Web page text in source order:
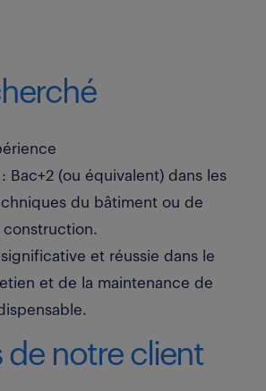
Bac+2 (ou équivalent) dans les
du bâtiment ou de
construction.
et réussie dans le
et de la maintenance de
de notre client